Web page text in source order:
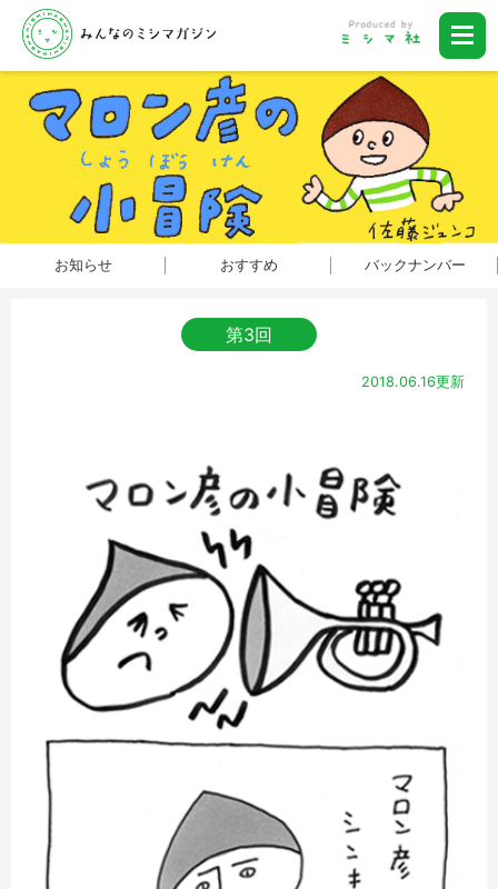
お知らせ おすすめ バックナンバー
第3回
2018.06.16更新